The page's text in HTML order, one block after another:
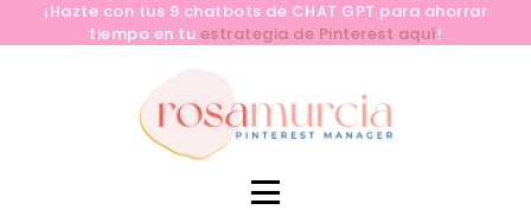
¡Hazte con tus 9 chatbots de CHAT GPT para ahorrar
tiempo en tu estrategia de Pinterest aquí!